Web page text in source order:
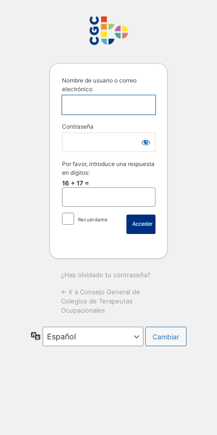
Nombre de usuario o correo
electrónico
Contraseña
Por favor, introduce una respuesta
en dígitos:
16 + 17 =
Recuérdame
¿Has olvidado tu contraseña?
← Ir a Consejo General de
Colegios de Terapeutas
Ocupacionales
Idioma